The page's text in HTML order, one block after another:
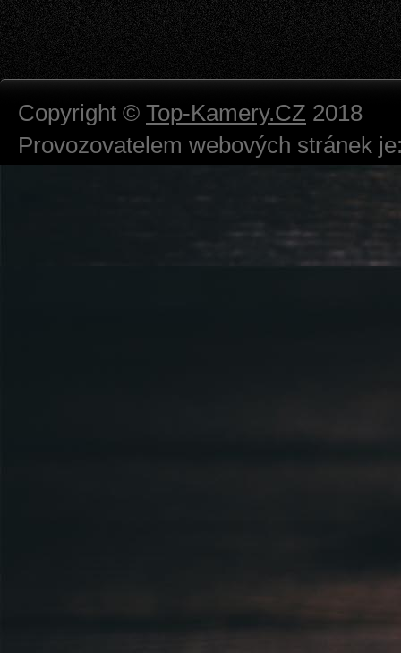
Copyright © Top-Kamery.CZ 2018
Provozovatelem webových stránek
Městský soud v Praze spisová
Sídlem: Zbraslavská 55/5a, Praha 5